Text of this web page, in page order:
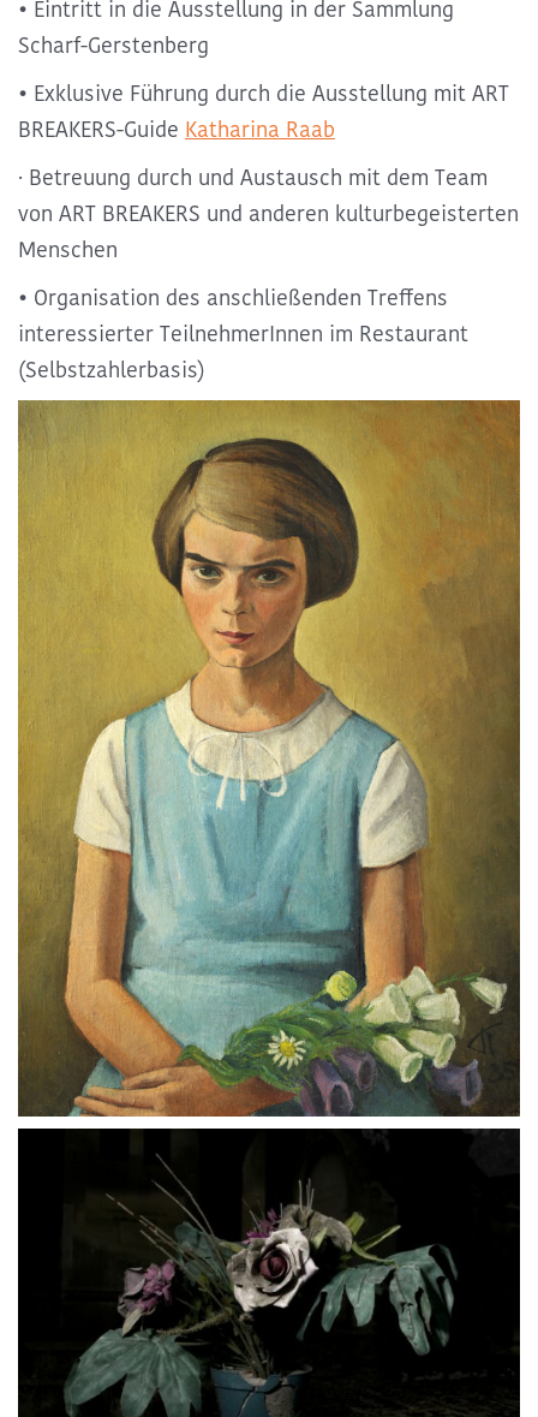
• Eintritt in die Ausstellung in der Sammlung
Scharf-Gerstenberg
• Exklusive Führung durch die Ausstellung mit ART
BREAKERS-Guide Katharina Raab
· Betreuung durch und Austausch mit dem Team
von ART BREAKERS und anderen kulturbegeisterten
Menschen
• Organisation des anschließenden Treffens
interessierter TeilnehmerInnen im Restaurant
(Selbstzahlerbasis)